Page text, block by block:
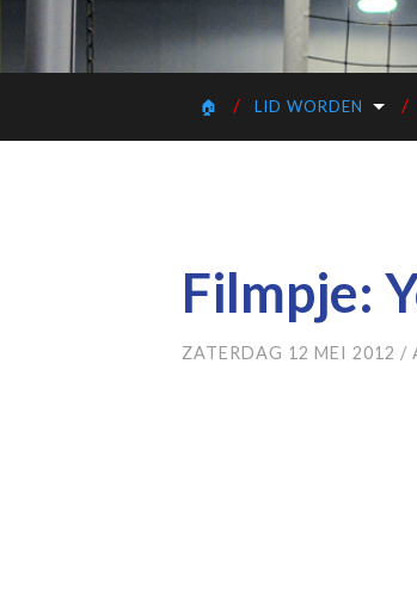
🏠 LID WORDEN
Filmpje:
ZATERDAG 12 MEI 2012 /